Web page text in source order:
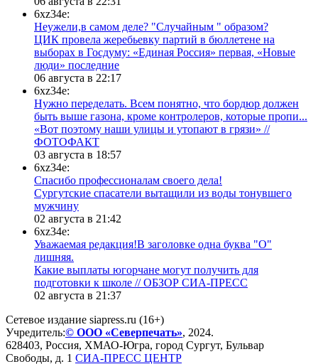
6xz34e:
Неужели,в самом деле? "Случайным " образом?
ЦИК провела жеребьевку партий в бюллетене на
выборах в Госдуму: «Единая Россия» первая, «Новые
люди» последние
06 августа в 22:17
6xz34e:
Нужно переделать. Всем понятно, что бордюр должен
быть выше газона, кроме контролеров, которые пропи...
«Вот поэтому наши улицы и утопают в грязи» //
ФОТОФАКТ
03 августа в 18:57
6xz34e:
Спасибо профессионалам своего дела!
Сургутские спасатели вытащили из воды тонувшего
мужчину
02 августа в 21:42
6xz34e:
Уважаемая редакция!В заголовке одна буква "О"
лишняя.
Какие выплаты югорчане могут получить для
подготовки к школе // ОБЗОР СИА-ПРЕСС
02 августа в 21:37
Сетевое издание siapress.ru (16+)
Учредитель:© ООО «Северпечать», 2024.
628403, Россия, ХМАО-Югра, город Сургут, Бульвар
Свободы, д. 1 СИА-ПРЕСС ЦЕНТР